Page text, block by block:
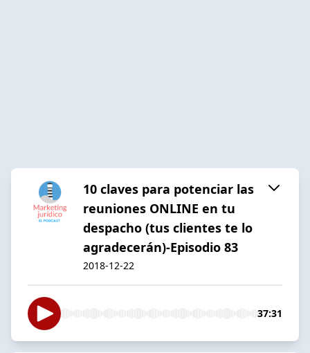
10 claves para potenciar las
reuniones ONLINE en tu
despacho (tus clientes te lo
agradecerán)-Episodio 83
2018-12-22
37:31